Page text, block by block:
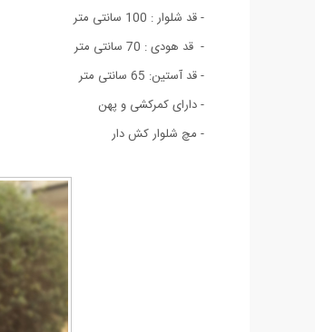
- قد شلوار : 100 سانتی متر
- قد هودی : 70 سانتی متر
- قد آستین: 65 سانتی متر
- دارای کمرکشی و پهن
- مچ شلوار کش دار